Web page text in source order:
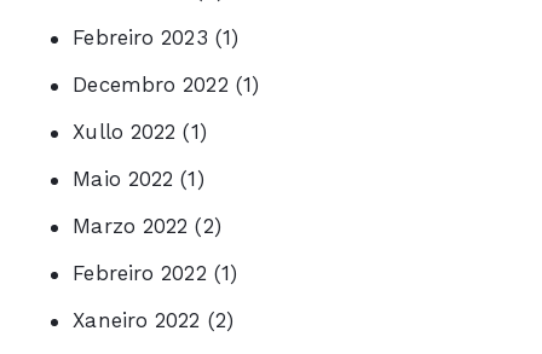
Febreiro 2023 (1)
Decembro 2022 (1)
Xullo 2022 (1)
Maio 2022 (1)
Marzo 2022 (2)
Febreiro 2022 (1)
Xaneiro 2022 (2)